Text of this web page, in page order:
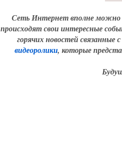
Сеть Интернет вполне
происходят свои интересные
горячих новостей
видеоролики, которые